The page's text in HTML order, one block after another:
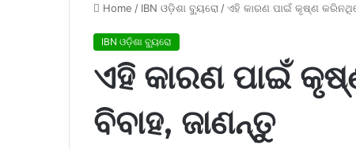
Home / IBN ଓଡ଼ିଶା ବ୍ୟୁରୋ /ଏହି କାରଣ ପାଇଁ କୃଷ୍ଣ
IBN ଓଡ଼ିଶା ବ୍ୟୁରୋ
ଏହି କାରଣ ପାଇଁ
ବିବାହ, ଜାଣନ୍ତୁ